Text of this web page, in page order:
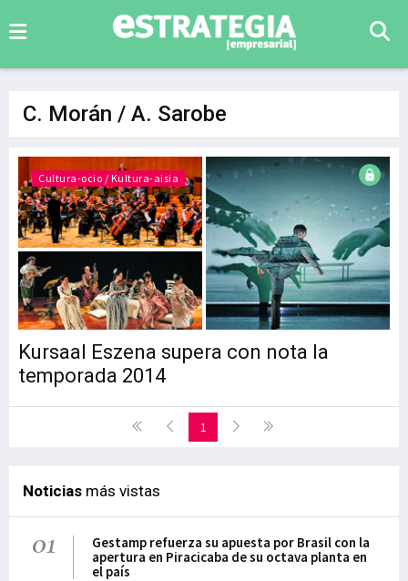
C. Morán / A. Sarobe
Kursaal Eszena supera con nota la
temporada 2014
Cultura-ocio / Kultura-aisia
1
Noticias más vistas
01
Gestamp refuerza su apuesta por Brasil con la
apertura en Piracicaba de su octava planta en
el país